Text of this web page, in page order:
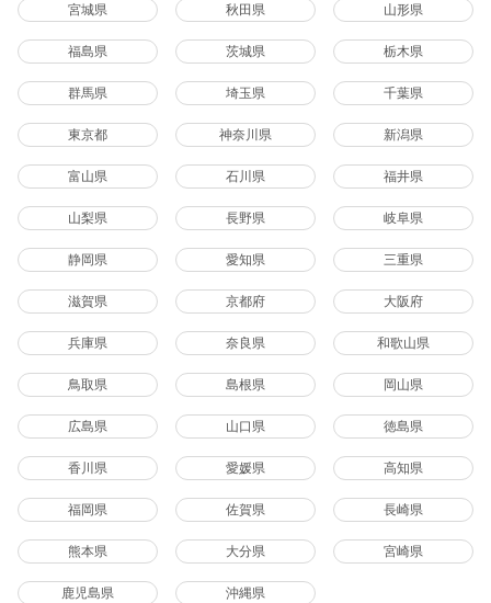
宮城県 秋田県 山形県
福島県 茨城県 栃木県
群馬県 埼玉県 千葉県
東京都 神奈川県 新潟県
富山県 石川県 福井県
山梨県 長野県 岐阜県
静岡県 愛知県 三重県
滋賀県 京都府 大阪府
兵庫県 奈良県 和歌山県
鳥取県 島根県 岡山県
広島県 山口県 徳島県
香川県 愛媛県 高知県
福岡県 佐賀県 長崎県
熊本県 大分県 宮崎県
鹿児島県 沖縄県